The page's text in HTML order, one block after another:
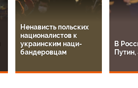
Ненависть польских
националистов к
украинским наци-
бандеровцам
В
Путин,